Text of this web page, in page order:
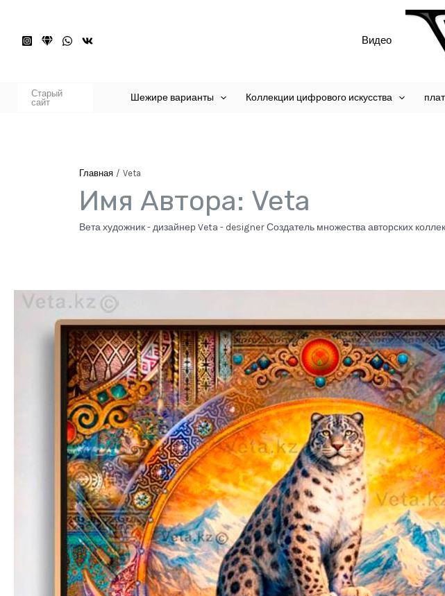
Видео
Старый
сайт
Шежире варианты Коллекции цифрового искусства
Главная Veta
Имя Автора: Veta
Вета художник - дизайнер Veta - designer Создатель множества авторских